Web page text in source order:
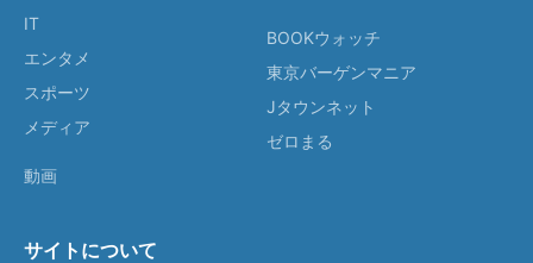
IT
エンタメ
スポーツ
メディア
動画
BOOKウォッチ
東京バーゲンマニア
Jタウンネット
ゼロまる
サイトについて